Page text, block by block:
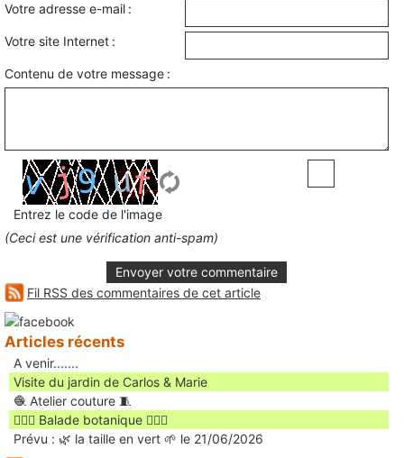
Votre adresse e-mail :
Votre site Internet :
Contenu de votre message :
Entrez le code de l'image
(Ceci est une vérification anti-spam)
Envoyer votre commentaire
Fil RSS des commentaires de cet article
Articles récents
A venir.......
Visite du jardin de Carlos & Marie
🧶 Atelier couture 🧵
🚶🏻‍♀️ Balade botanique 🚶🏻‍♂️
Prévu : 🌿 la taille en vert 🌱 le 21/06/2026